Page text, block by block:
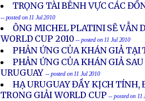
TRỌNG TÀI BÊNH VỰC CÁC
-- posted on 11 Jul 2010
ÔNG MICHEL PLATINI SẼ VẪN
WORLD CUP 2010 -- posted on 11 Jul 2010
PHẢN ỨNG CỦA KHÁN GIẢ TẠI
PHẢN ỨNG CỦA KHÁN GIẢ
URUGUAY -- posted on 11 Jul 2010
HẠ URUGUAY ĐẦY KỊCH TÍNH,
TRONG GIẢI WORLD CUP -- posted on 11